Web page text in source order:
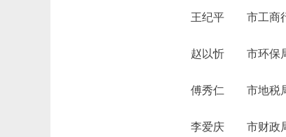
王纪平 市工商行政
赵以忻 市环保局
傅秀仁 市地税局
李爱庆 市财政局总